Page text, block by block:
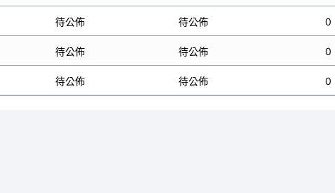
待公佈 待公佈 0
待公佈 待公佈 0
待公佈 待公佈 0